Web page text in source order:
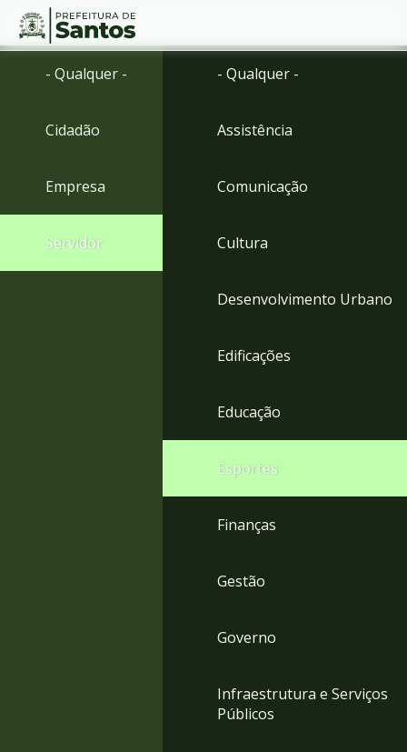
Ir
menu
para
Conteúdo
- Qualquer -
Cidadão
Empresa
Servidor
- Qualquer -
Assistência
Comunicação
Cultura
Desenvolvimento Urbano
Edificações
Educação
Esportes
Finanças
Gestão
Governo
Infraestrutura e Serviços
Públicos